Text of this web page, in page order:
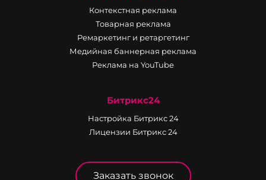
Контекстная реклама
Товарная реклама
Ремаркетинг и ретаргетинг
Медийная баннерная реклама
Реклама на YouTube
Битрикс24
Настройка Битрикс 24
Лицензии Битрикс 24
Заказать звонок